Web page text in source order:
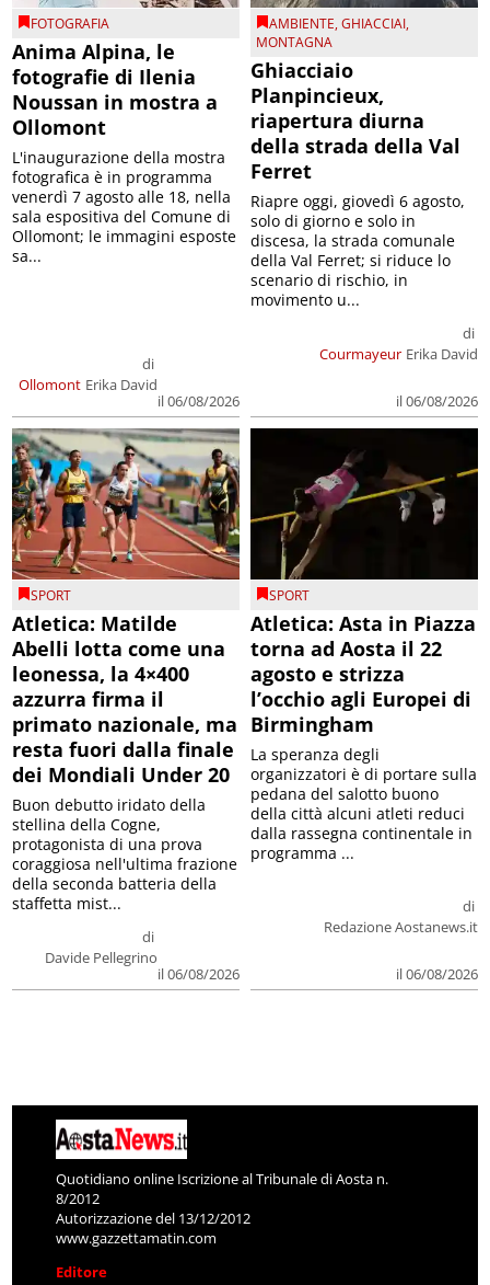
FOTOGRAFIA
Anima Alpina, le
fotografie di Ilenia
Noussan in mostra a
Ollomont
Ollomont
di
Erika David
il 06/08/2026
L'inaugurazione della mostra
fotografica è in programma
venerdì 7 agosto alle 18, nella
sala espositiva del Comune di
Ollomont; le immagini esposte
sa...
AMBIENTE,GHIACCIAI,
MONTAGNA
Ghiacciaio
Planpincieux,
riapertura diurna
della strada della Val
Ferret
Courmayeur
di
Erika David
il 06/08/2026
Riapre oggi, giovedì 6 agosto,
solo di giorno e solo in
discesa, la strada comunale
della Val Ferret; si riduce lo
scenario di rischio, in
movimento u...
SPORT
Atletica: Matilde
Abelli lotta come una
leonessa, la 4×400
azzurra firma il
primato nazionale, ma
resta fuori dalla finale
dei Mondiali Under 20
di
Davide Pellegrino
il 06/08/2026
Buon debutto iridato della
stellina della Cogne,
protagonista di una prova
coraggiosa nell'ultima frazione
della seconda batteria della
staffetta mist...
SPORT
Atletica: Asta in Piazza
torna ad Aosta il 22
agosto e strizza
l’occhio agli Europei di
Birmingham
di
Redazione Aostanews.it
il 06/08/2026
La speranza degli
organizzatori è di portare sulla
pedana del salotto buono
della città alcuni atleti reduci
dalla rassegna continentale in
programma ...
Quotidiano online Iscrizione al Tribunale di Aosta n.
8/2012
Autorizzazione del 13/12/2012
www.gazzettamatin.com
Editore